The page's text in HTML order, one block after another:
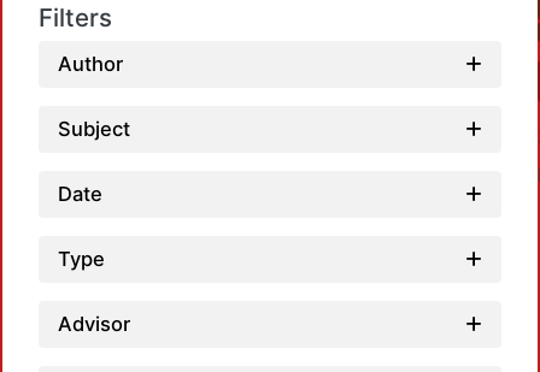
Filters
Author
Subject
Date
Type
Advisor